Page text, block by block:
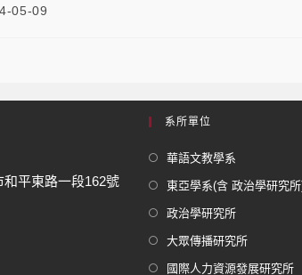
05-09
和平東路一段162號
系所單位
華語文教學系
東亞學系(含 政治學研究
政治學研究所
大眾傳播研究所
國際人力資源發展研究所